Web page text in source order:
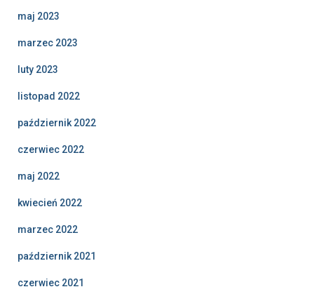
maj 2023
marzec 2023
luty 2023
listopad 2022
październik 2022
czerwiec 2022
maj 2022
kwiecień 2022
marzec 2022
październik 2021
czerwiec 2021